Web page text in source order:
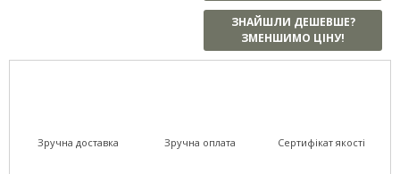
ЗНАЙШЛИ ДЕШЕВШЕ?
ЗМЕНШИМО ЦІНУ!
Зручна доставка Зручна оплата Сертифікат якості